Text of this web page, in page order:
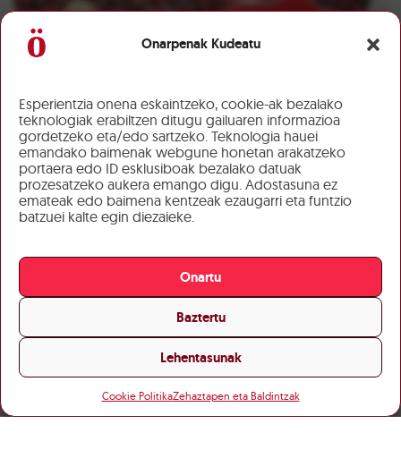
Onarpenak Kudeatu
Esperientzia onena eskaintzeko, cookie-ak bezalako
teknologiak erabiltzen ditugu gailuaren informazioa
gordetzeko eta/edo sartzeko. Teknologia hauei
emandako baimenak webgune honetan arakatzeko
portaera edo ID esklusiboak bezalako datuak
prozesatzeko aukera emango digu. Adostasuna ez
emateak edo baimena kentzeak ezaugarri eta funtzio
batzuei kalte egin diezaieke.
Onartu
Baztertu
Lehentasunak
Cookie PolitikaZehaztapen eta Baldintzak